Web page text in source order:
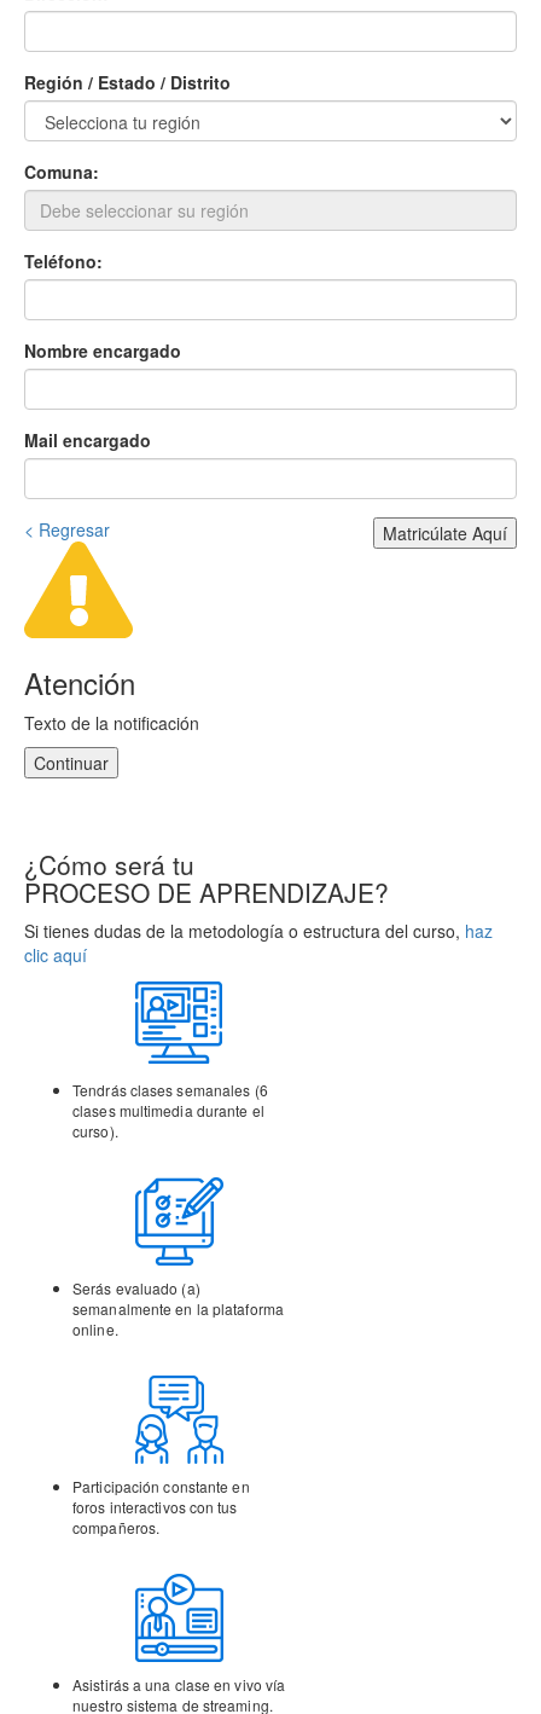
Región / Estado / Distrito
Comuna:
Teléfono:
Nombre encargado
Mail encargado
< Regresar Matricúlate Aquí
Atención
Texto de la notificación
Continuar
¿Cómo será tu
PROCESO DE APRENDIZAJE?
Si tienes dudas de la metodología o estructura del curso, haz
clic aquí
Tendrás clases semanales (6
clases multimedia durante el
curso).
Serás evaluado (a)
semanalmente en la plataforma
online.
Participación constante en
foros interactivos con tus
compañeros.
Asistirás a una clase en vivo vía
nuestro sistema de streaming.